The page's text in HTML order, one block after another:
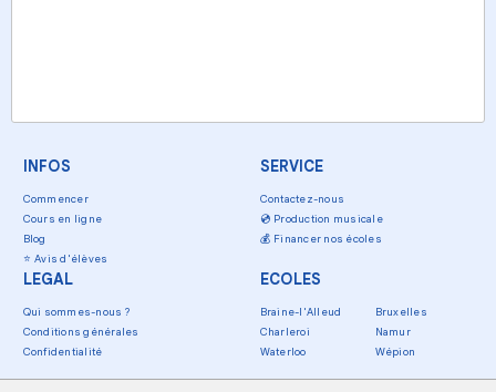
INFOS
Commencer
Cours en ligne
Blog
⭐ Avis d'élèves
SERVICE
Contactez-nous
💿 Production musicale
💰 Financer nos écoles
LEGAL
Qui sommes-nous ?
Conditions générales
Confidentialité
ECOLES
Braine-l'Alleud
Bruxelles
Charleroi
Namur
Waterloo
Wépion